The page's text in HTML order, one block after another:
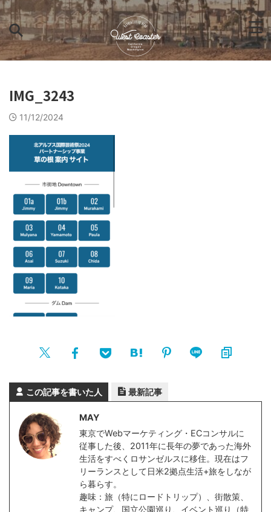
IMG_3243
11/12/2024
この記事を書いた人 最新記事
MAY
東京でWebマーケティング・ECコンサルに
従事した後、2011年に長年の夢であった海外
生活をすべくロサンゼルスに移住。現在はフ
リーランスとして日米2拠点生活+旅をしなが
ら暮らす。
趣味：旅（特にロードトリップ）、街散策、
キャンプ、国立公園巡り、イベント巡り（特